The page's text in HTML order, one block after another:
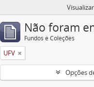
Não foram
Fundos e Coleções
UFV
Opções